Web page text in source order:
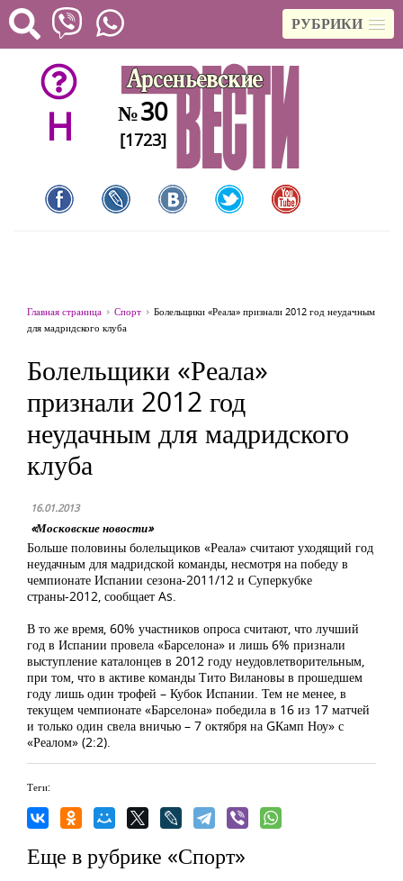
РУБРИКИ
H №30
[1723]
Главная страница Спорт
Болельщики «Реала» признали 2012 год неудачным
для мадридского клуба
Болельщики «Реала»
признали 2012 год
неудачным для мадридского
клуба
16.01.2013
«Московские новости»
Больше половины болельщиков «Реала» считают уходящий год
неудачным для мадридской команды, несмотря на победу в
чемпионате Испании сезона-2011/12 и Суперкубке
страны-2012, сообщает As.
В то же время, 60% участников опроса считают, что лучший
год в Испании провела «Барселона» и лишь 6% признали
выступление каталонцев в 2012 году неудовлетворительным,
при том, что в активе команды Тито Вилановы в прошедшем
году лишь один трофей – Кубок Испании. Тем не менее, в
текущем чемпионате «Барселона» победила в 16 из 17 матчей
и только один свела вничью – 7 октября на GКамп Ноу» с
«Реалом» (2:2).
Теги:
Еще в рубрике «Спорт»